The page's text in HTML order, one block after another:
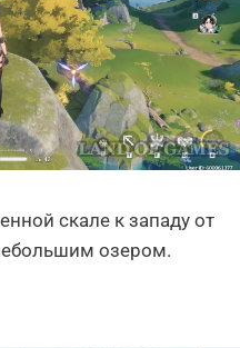
скале к западу от
озером.